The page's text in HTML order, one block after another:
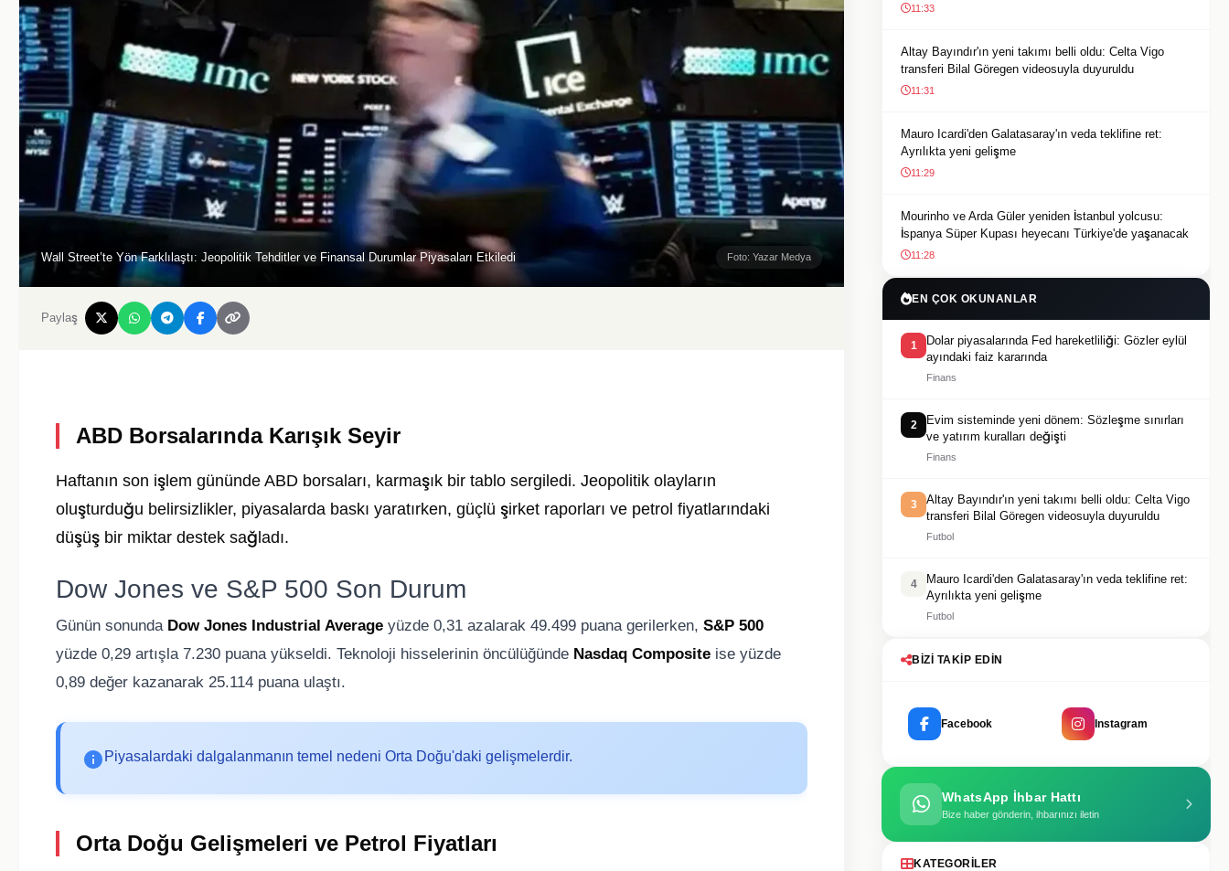
Wall Street’te Yön Farklılaştı: Jeopolitik Tehditler ve Finansal Durumlar Piyasaları Etkiledi Foto: Yazar Medya
Paylaş
ABD Borsalarında Karışık Seyir
Haftanın son işlem gününde ABD borsaları, karmaşık bir tablo sergiledi. Jeopolitik olayların
oluşturduğu belirsizlikler, piyasalarda baskı yaratırken, güçlü şirket raporları ve petrol fiyatlarındaki
düşüş bir miktar destek sağladı.
Dow Jones ve S&P 500 Son Durum
Günün sonunda Dow Jones Industrial Average yüzde 0,31 azalarak 49.499 puana gerilerken, S&P 500
yüzde 0,29 artışla 7.230 puana yükseldi. Teknoloji hisselerinin öncülüğünde Nasdaq Composite ise yüzde
0,89 değer kazanarak 25.114 puana ulaştı.
Piyasalardaki dalgalanmanın temel nedeni Orta Doğu'daki gelişmelerdir.
Orta Doğu Gelişmeleri ve Petrol Fiyatları
11:33
Altay Bayındır'ın yeni takımı belli oldu: Celta Vigo
transferi Bilal Göregen videosuyla duyuruldu
11:31
Mauro Icardi'den Galatasaray'ın veda teklifine ret:
Ayrılıkta yeni gelişme
11:29
Mourinho ve Arda Güler yeniden İstanbul yolcusu:
İspanya Süper Kupası heyecanı Türkiye'de yaşanacak
11:28
EN ÇOK OKUNANLAR
1
Dolar piyasalarında Fed hareketliliği: Gözler eylül
ayındaki faiz kararında
Finans
2
Evim sisteminde yeni dönem: Sözleşme sınırları
ve yatırım kuralları değişti
Finans
3
Altay Bayındır'ın yeni takımı belli oldu: Celta Vigo
transferi Bilal Göregen videosuyla duyuruldu
Futbol
4
Mauro Icardi'den Galatasaray'ın veda teklifine ret:
Ayrılıkta yeni gelişme
Futbol
BIZI TAKIP EDIN
Facebook Instagram
WhatsApp İhbar Hattı
Bize haber gönderin, ihbarınızı iletin
KATEGORILER